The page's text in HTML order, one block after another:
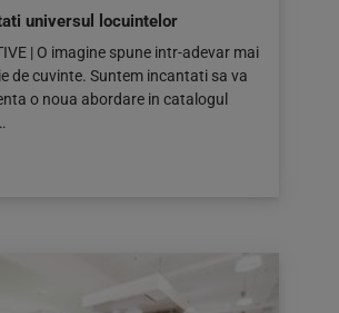
universul locuintelor
| O imagine spune intr-adevar mai
de cuvinte. Suntem incantati sa va
o noua abordare in catalogul